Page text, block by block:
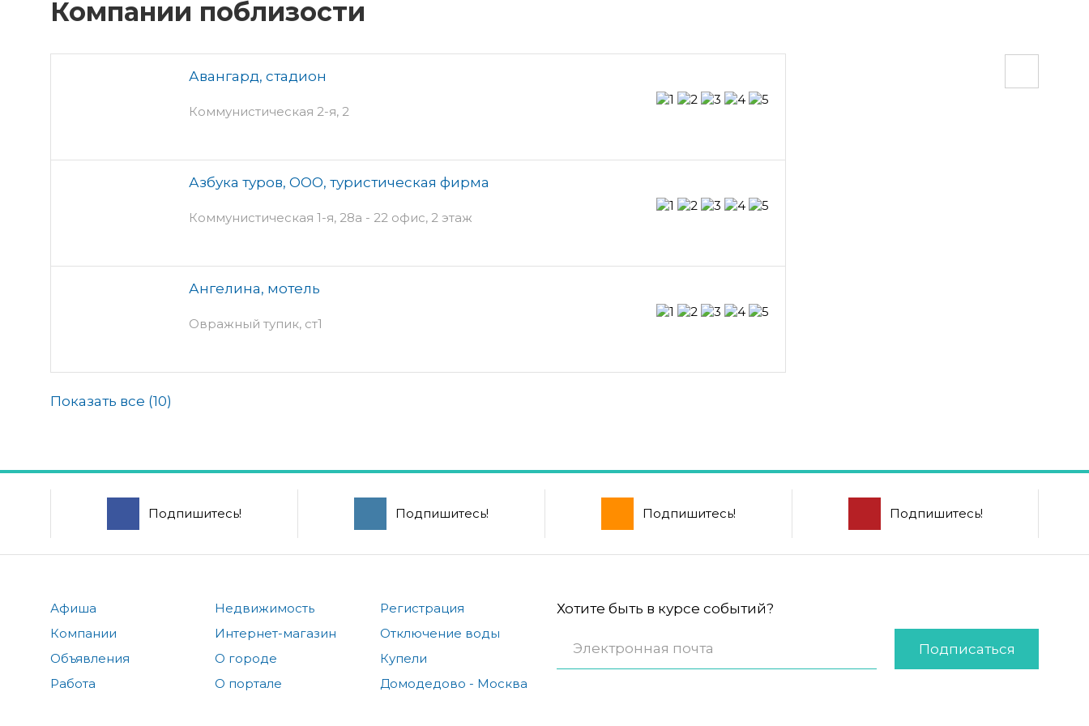
Компании поблизости
Авангард, стадион
Коммунистическая 2-я, 2
Азбука туров, ООО, туристическая фирма
Коммунистическая 1-я, 28а - 22 офис, 2 этаж
Ангелина, мотель
Овражный тупик, ст1
Показать все (10)
Подпишитесь! Подпишитесь! Подпишитесь! Подпишитесь!
Афиша
Компании
Объявления
Работа
Недвижимость
Интернет-магазин
О городе
О портале
Регистрация
Отключение воды
Купели
Домодедово - Москва
Хотите быть в курсе событий?
Подписаться